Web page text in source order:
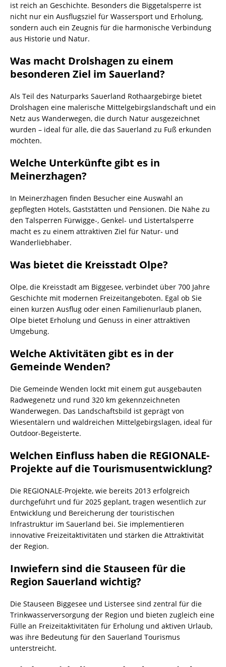
ist reich an Geschichte. Besonders die Biggetalsperre ist
nicht nur ein Ausflugsziel für Wassersport und Erholung,
sondern auch ein Zeugnis für die harmonische Verbindung
aus Historie und Natur.
Was macht Drolshagen zu einem
besonderen Ziel im Sauerland?
Als Teil des Naturparks Sauerland Rothaargebirge bietet
Drolshagen eine malerische Mittelgebirgslandschaft und ein
Netz aus Wanderwegen, die durch Natur ausgezeichnet
wurden – ideal für alle, die das Sauerland zu Fuß erkunden
möchten.
Welche Unterkünfte gibt es in
Meinerzhagen?
In Meinerzhagen finden Besucher eine Auswahl an
gepflegten Hotels, Gaststätten und Pensionen. Die Nähe zu
den Talsperren Fürwigge-, Genkel- und Listertalsperre
macht es zu einem attraktiven Ziel für Natur- und
Wanderliebhaber.
Was bietet die Kreisstadt Olpe?
Olpe, die Kreisstadt am Biggesee, verbindet über 700 Jahre
Geschichte mit modernen Freizeitangeboten. Egal ob Sie
einen kurzen Ausflug oder einen Familienurlaub planen,
Olpe bietet Erholung und Genuss in einer attraktiven
Umgebung.
Welche Aktivitäten gibt es in der
Gemeinde Wenden?
Die Gemeinde Wenden lockt mit einem gut ausgebauten
Radwegenetz und rund 320 km gekennzeichneten
Wanderwegen. Das Landschaftsbild ist geprägt von
Wiesentälern und waldreichen Mittelgebirgslagen, ideal für
Outdoor-Begeisterte.
Welchen Einfluss haben die REGIONALE-
Projekte auf die Tourismusentwicklung?
Die REGIONALE-Projekte, wie bereits 2013 erfolgreich
durchgeführt und für 2025 geplant, tragen wesentlich zur
Entwicklung und Bereicherung der touristischen
Infrastruktur im Sauerland bei. Sie implementieren
innovative Freizeitaktivitäten und stärken die Attraktivität
der Region.
Inwiefern sind die Stauseen für die
Region Sauerland wichtig?
Die Stauseen Biggesee und Listersee sind zentral für die
Trinkwasserversorgung der Region und bieten zugleich eine
Fülle an Freizeitaktivitäten für Erholung und aktiven Urlaub,
was ihre Bedeutung für den Sauerland Tourismus
unterstreicht.